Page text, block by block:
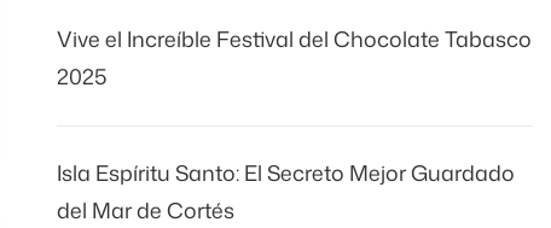
Vive el Increíble Festival del Chocolate Tabasco
2025
Isla Espíritu Santo: El Secreto Mejor Guardado
del Mar de Cortés